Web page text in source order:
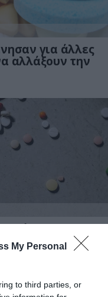
My Personal
to third parties, or
για άλλες
αλλάξουν την
για τη
στους